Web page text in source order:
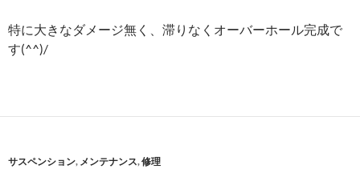
特に大きなダメージ無く、滞りなくオーバーホール完成で
す(^^)/
サスペンション, メンテナンス,修理